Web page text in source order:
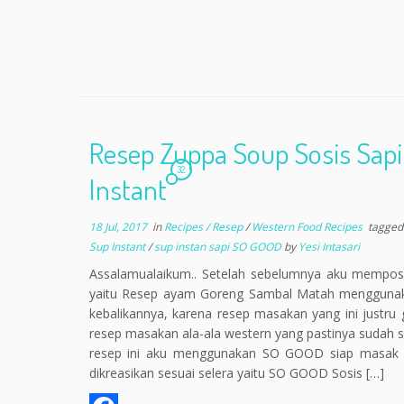
Resep Zuppa Soup Sosis
Instant
32
18 Jul, 2017inRecipes / Resep/Western Food Recipes tagged
Sup Instant/sup instan sapi SO GOODbyYesi Intasari
Assalamualaikum.. Setelah sebelumnya aku
yaitu Resep ayam Goreng Sambal Matah
kebalikannya, karena resep masakan yang ini
resep masakan ala-ala western yang pastinya
resep ini aku menggunakan SO GOOD siap
dikreasikan sesuai selera yaitu SO GOOD Sosis […]